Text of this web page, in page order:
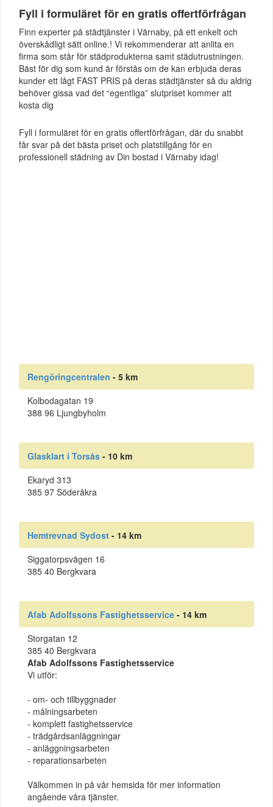
Fyll i formuläret för en gratis offertförfrågan
Finn experter på städtjänster i Värnaby, på ett enkelt och
överskådligt sätt online.! Vi rekommenderar att anlita en
firma som står för städprodukterna samt städutrustningen.
Bäst för dig som kund är förstås om de kan erbjuda deras
kunder ett lågt FAST PRIS på deras städtjänster så du aldrig
behöver gissa vad det “egentliga” slutpriset kommer att
kosta dig
Fyll i formuläret för en gratis offertförfrågan, där du snabbt
får svar på det bästa priset och platstillgång för en
professionell städning av Din bostad i Värnaby idag!
Rengöringcentralen - 5 km
Kolbodagatan 19
388 96 Ljungbyholm
Glasklart i Torsås - 10 km
Ekaryd 313
385 97 Söderåkra
Hemtrevnad Sydost - 14 km
Siggatorpsvägen 16
385 40 Bergkvara
Afab Adolfssons Fastighetsservice - 14 km
Storgatan 12
385 40 Bergkvara
Afab Adolfssons Fastighetsservice
Vi utför:
- om- och tillbyggnader
- målningsarbeten
- komplett fastighetsservice
- trädgårdsanläggningar
- anläggningsarbeten
- reparationsarbeten
Välkommen in på vår hemsida för mer information
angående våra tjänster.